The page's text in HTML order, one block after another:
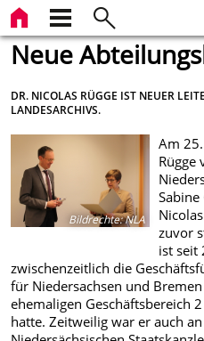
Neue
DR. NICOLAS RÜGGE IST NEUER
LANDESARCHIVS.
Bildrechte:NLA
Am
Rügge
zuvor
ist seit
zwischenzeitlich die
für Niedersachsen und
ehemaligen Geschäftsbereich
hatte. Zeitweilig war er auch